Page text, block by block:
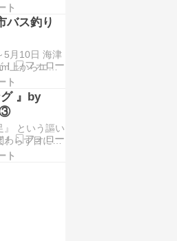
タックルイ
市主催の
れた 『第3
決定戦』 も
熱も収まる
なんとここへ
なる自身の大
新やら 『ワ…
ト
バス釣り
5月10日 海津
上からエン
トとして
釣り王決定
だ|･ω･｀)ｺｯｼ
に差し掛かっ
で書くの？ と
思いますが、
に数…
ト
グ 』by
③
』 という謳い
わらず目に見
性能を求め
ト